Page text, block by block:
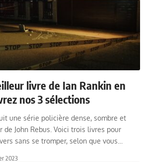
livre de Ian Rankin en
nos 3 sélections
une série policière dense, sombre et
de John Rebus. Voici trois livres pour
sans se tromper, selon que vous…
2023